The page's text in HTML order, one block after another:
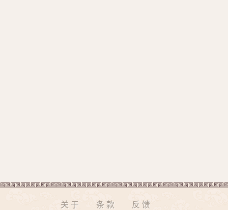
关于 条款 反馈